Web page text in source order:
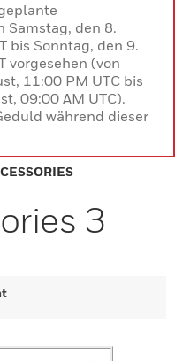
Samstag, den 8.
bis Sonntag, den 9.
vorgesehen (von
11:00 PM UTC bis
09:00 AM UTC).
während dieser
3